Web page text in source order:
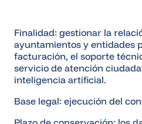
Finalidad: gestionar la
ayuntamientos y entidades
facturación, el soporte
servicio de atención
inteligencia artificial.
Base legal: ejecución del